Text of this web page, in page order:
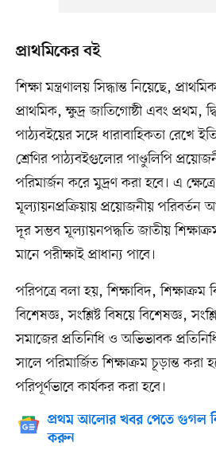
প্রাথমিকের বই
শিক্ষা মন্ত্রণালয় সিদ্ধান্ত নিয়েছে,
প্রাথমিক, ক্ষুদ্র জাতিগোষ্ঠী এবং প্রথম,
পাঠ্যবইয়ের সঙ্গে ধারাবাহিকতা রেখে
শ্রেণির পাঠ্যবইগুলোর পাণ্ডুলিপি
পরিমার্জন করে মুদ্রণ করা হবে। এ
মূল্যায়নপ্রক্রিয়ায় প্রয়োজনীয় পরিবর্তন
দূর সম্ভব মূল্যায়নপদ্ধতি জাতীয়
মানে পরীক্ষাই প্রাধান্য পাবে।
পরিপত্রে বলা হয়, শিক্ষাবিদ, শিক্ষাক্রম
বিশেষজ্ঞ, সংশ্লিষ্ট বিষয়ে বিশেষজ্ঞ,
সমাজের প্রতিনিধি ও অভিভাবক
সালে পরিমার্জিত শিক্ষাক্রম চূড়ান্ত
পরিপূর্ণভাবে কার্যকর করা হবে।
প্রথম আলোর খবর পেতে গুগল
করুন